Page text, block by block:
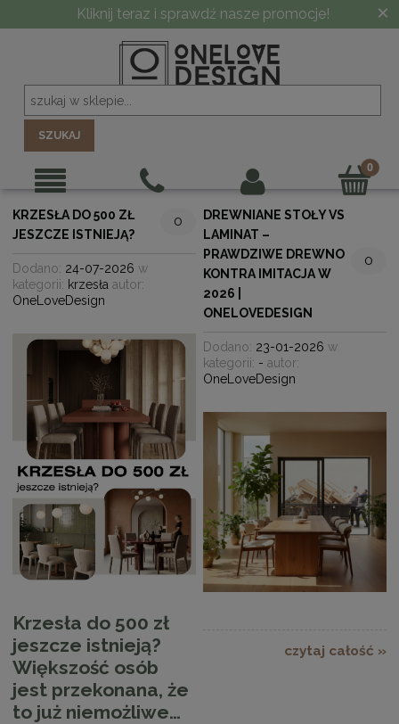
Kliknij teraz i sprawdź nasze promocje! ×
SZUKAJ
KRZESŁA DO 500 ZŁ
JESZCZE ISTNIEJĄ?
0
Dodano: 24-07-2026 w
kategorii: krzesła autor:
OneLoveDesign
Krzesła do 500 zł
jeszcze istnieją?
Większość osób
jest przekonana, że
to już niemożliwe…
DREWNIANE STOŁY VS
LAMINAT –
PRAWDZIWE DREWNO
KONTRA IMITACJA W
2026 |
ONELOVEDESIGN
0
Dodano: 23-01-2026 w
kategorii: - autor:
OneLoveDesign
czytaj całość »